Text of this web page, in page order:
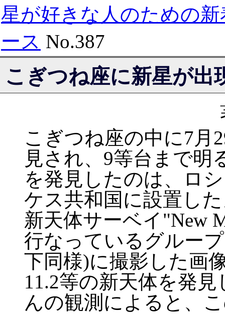
星が好きな人のための新
ース No.387
こぎつね座に新星が出
こぎつね座の中に7月
見され、9等台まで明
を発見したのは、ロ
ケス共和国に設置し
新天体サーベイ"New
行なっているグルー
下同様)に撮影した画
11.2等の新天体を発
んの観測によると、